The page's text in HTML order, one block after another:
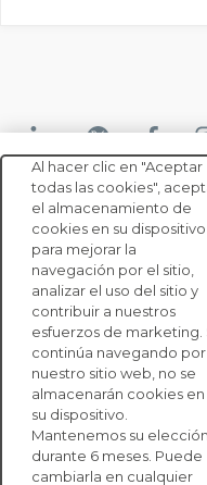
CONTACTE CON
Tenemos oficinas en
Kong, Mauricio, Polonia,
Singapur.
CONTACTE CON
NOSOTROS
SOLUCIONES
Al hacer clic en "Aceptar
todas las cookies",
el almacenamiento de
cookies en su dispositivo
para mejorar la
navegación por el sitio,
analizar el uso del sitio y
contribuir a nuestros
esfuerzos de marketing.
continúa navegando por
nuestro sitio web, no se
almacenarán cookies en
su dispositivo.
Mantenemos su elección
durante 6 meses. Puede
cambiarla en cualquier